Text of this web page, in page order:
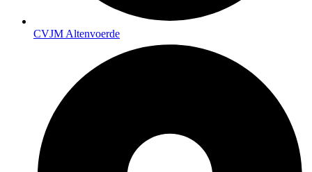
CVJM Altenvoerde